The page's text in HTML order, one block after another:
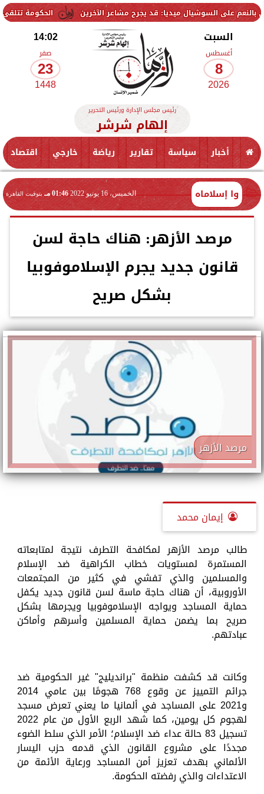
الحكومة تتلقى 229 ألف شكوى وطلب واستفسار خلال يوليو.. ومدبولي يوجه بسرعة الاستجابة للمواطنين ميديا: قد يجرح مشاعر الآخرين
السبت
أغسطس
8
2026
14:02
صفر
23
1448
رئيس مجلس الإدارة ورئيس التحرير
إلهام شرشر
أخبار سياسة تقارير رياضة خارجي اقتصاد
وا إسلاماه الخميس، 16 يونيو 2022 01:46 مـ بتوقيت القاهرة
مرصد الأزهر: هناك حاجة لسن
قانون جديد يجرم الإسلاموفوبيا
بشكل صريح
مرصد الأزهر
إيمان محمد
طالب مرصد الأزهر لمكافحة التطرف نتيجة لمتابعاته
المستمرة لمستويات خطاب الكراهية ضد الإسلام
والمسلمين والذي تفشي في كثير من المجتمعات
الأوروبية، أن هناك حاجة ماسة لسن قانون جديد يكفل
حماية المساجد ويواجه الإسلاموفوبيا ويجرمها بشكل
صريح بما يضمن حماية المسلمين وأسرهم وأماكن
عبادتهم.
وكانت قد كشفت منظمة "برانديليج" غير الحكومية ضد
جرائم التمييز عن وقوع 768 هجومًا بين عامي 2014
و2021 على المساجد في ألمانيا ما يعني تعرض مسجد
لهجوم كل يومين، كما شهد الربع الأول من عام 2022
تسجيل 83 حالة عداء ضد الإسلام؛ الأمر الذي سلط الضوء
مجددًا على مشروع القانون الذي قدمه حزب اليسار
الألماني بهدف تعزيز أمن المساجد ورعاية الأئمة من
الاعتداءات والذي رفضته الحكومة.